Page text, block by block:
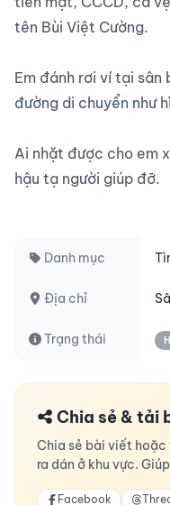
tên Bùi Việt Cường.
Em đánh rơi ví tại sân
đường di chuyển như
Ai nhặt được cho em
hậu tạ người giúp đỡ.
Danh mục
Địa chỉ
Trạng thái
Chia sẻ & tải
Chia sẻ bài viết hoặc
ra dán ở khu vực.
Facebook